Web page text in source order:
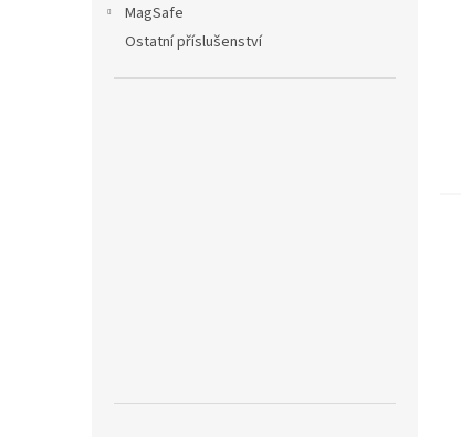
MagSafe
Ostatní příslušenství